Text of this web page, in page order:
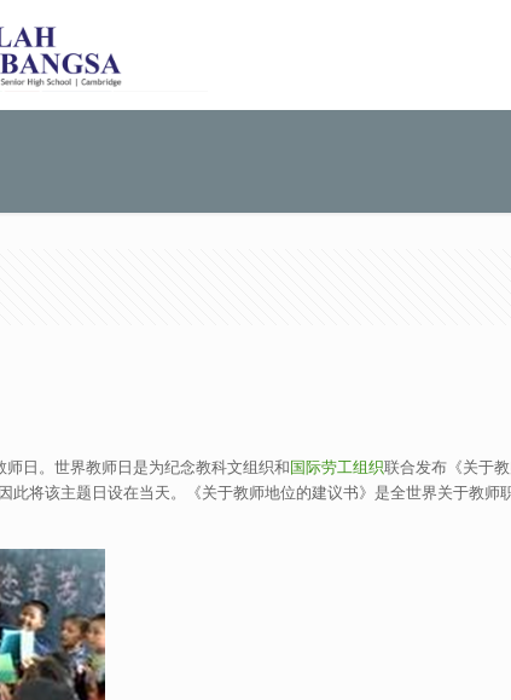
师日。世界教师日是为纪念教科文组织和 国际劳工组织联合发布《关于
此将该主题日设在当天。《关于教师地位的建议书》是全世界关于教